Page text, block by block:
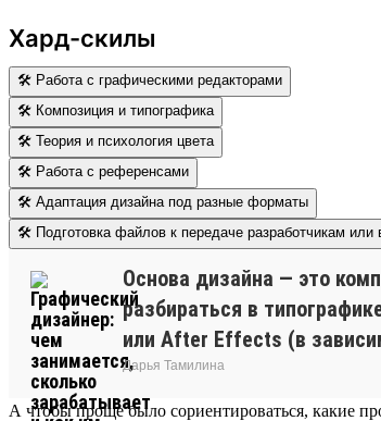
Хард-скилы
🛠 Работа с графическими редакторами
🛠 Композиция и типографика
🛠 Теория и психология цвета
🛠 Работа с референсами
🛠 Адаптация дизайна под разные форматы
🛠 Подготовка файлов к передаче разработчикам или
Основа дизайна — это
разбираться в
или After Effects (в
Дарья Тамилина
А чтобы проще было сориентироваться, какие